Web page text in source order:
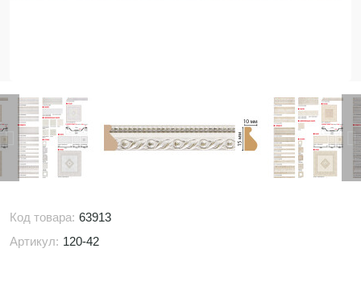
Код товара: 63913
Артикул: 120-42